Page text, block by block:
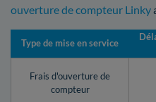
ouverture de compteur Linky
Type de mise en service
Frais d'ouverture de
compteur